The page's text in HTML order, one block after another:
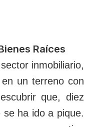
Raíces
inmobiliario,
un terreno con
que, diez
ha ido a pique.